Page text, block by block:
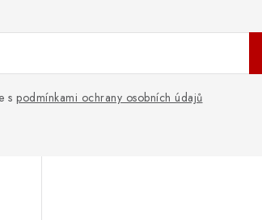
s podmínkami ochrany osobních údajů